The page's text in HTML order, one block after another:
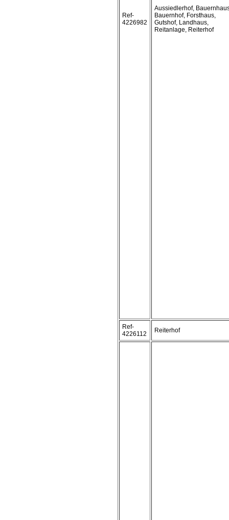
Ref-
4226982
Aussiedlerhof,
Bauernhof, Forsthaus,
Gutshof, Landhaus,
Reitanlage, Reiterhof
Ref-
4226112
Reiterhof